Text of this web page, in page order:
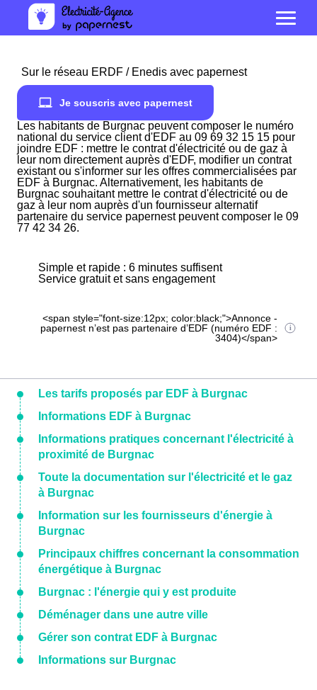
Sur le réseau ERDF / Enedis avec papernest
Je souscris avec papernest
Les habitants de Burgnac peuvent composer le numéro
national du service client d'EDF au 09 69 32 15 15 pour
joindre EDF : mettre le contrat d'électricité ou de gaz à
leur nom directement auprès d'EDF, modifier un contrat
existant ou s'informer sur les offres commercialisées par
EDF à Burgnac. Alternativement, les habitants de
Burgnac souhaitant mettre le contrat d'électricité ou de
gaz à leur nom auprès d'un fournisseur alternatif
partenaire du service papernest peuvent composer le 09
77 42 34 26.
Simple et rapide : 6 minutes suffisent
Service gratuit et sans engagement
<span style="font-size:12px; color:black;">Annonce -
papernest n’est pas partenaire d’EDF (numéro EDF :
3404)</span>
Les tarifs proposés par EDF à Burgnac
Informations EDF à Burgnac
Informations pratiques concernant l'électricité à
proximité de Burgnac
Toute la documentation sur l'électricité et le gaz
à Burgnac
Information sur les fournisseurs d'énergie à
Burgnac
Principaux chiffres concernant la consommation
énergétique à Burgnac
Burgnac : l'énergie qui y est produite
Déménager dans une autre ville
Gérer son contrat EDF à Burgnac
Informations sur Burgnac